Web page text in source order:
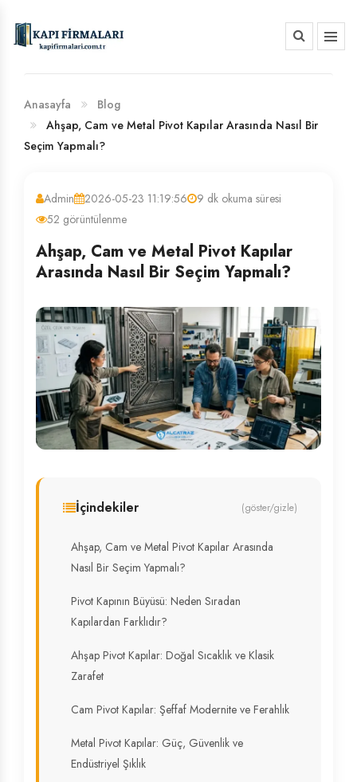
BANKA HESAP NUMARALARIMIZ
Anasayfa
Blog
Ahşap, Cam ve Metal Pivot Kapılar Arasında Nasıl Bir
Seçim Yapmalı?
Admin 2026-05-23 11:19:56
9 dk okuma süresi
52 görüntülenme
Ahşap, Cam ve Metal Pivot Kapılar
Arasında Nasıl Bir Seçim Yapmalı?
İçindekiler (göster/gizle)
Ahşap, Cam ve Metal Pivot Kapılar Arasında
Nasıl Bir Seçim Yapmalı?
Pivot Kapının Büyüsü: Neden Sıradan
Kapılardan Farklıdır?
Ahşap Pivot Kapılar: Doğal Sıcaklık ve Klasik
Zarafet
Cam Pivot Kapılar: Şeffaf Modernite ve Ferahlık
Metal Pivot Kapılar: Güç, Güvenlik ve
Endüstriyel Şıklık